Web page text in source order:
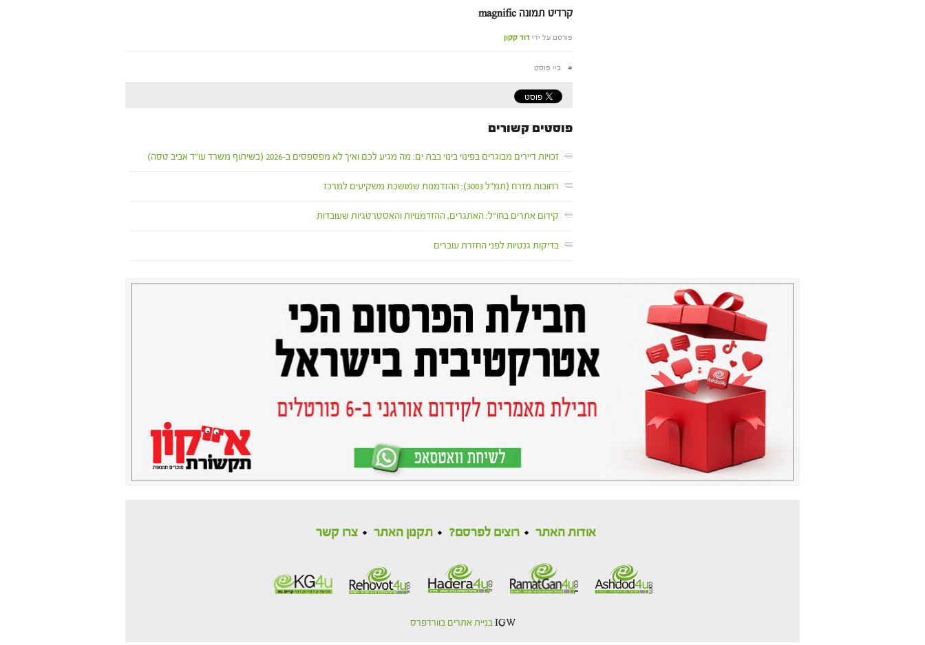
קרדיט תמונה magnific
פורסם על ידי דוד קקון
# ביי פוסט
פוסטים קשורים
זכויות דיירים מבוגרים בפינוי בינוי בבת ים: מה מגיע לכם ואיך לא מפספסים ב-2026 (בשיתוף משרד עו"ד אביב טסה)
רחובות מזרח (תמ"ל 3003): ההזדמנות שמושכת משקיעים למרכז
קידום אתרים בחו"ל: האתגרים, ההזדמנויות והאסטרטגיות שעובדות
בדיקות גנטיות לפני החזרת עוברים
אודות האתר רוצים לפרסם? תקנון האתר צרו קשר
IGW בניית אתרים בוורדפרס